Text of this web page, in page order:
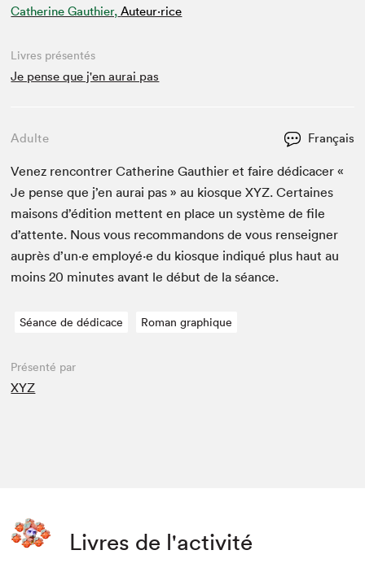
Catherine Gauthier, Auteur·rice
Livres présentés
Je pense que j'en aurai pas
Adulte Français
Venez ren­con­tr­er Cather­ine Gau­thi­er et faire dédi­cac­er «
Je pense que j’en aurai pas » au kiosqueXYZ. Cer­taines
maisons d’édi­tion met­tent en place un sys­tème de file
d’at­tente. Nous vous recom­man­dons de vous ren­seign­er
auprès d’un·e employé·e du kiosque indiqué plus haut au
moins20 min­utes avant le début de la séance.
Séance de dédicace Roman graphique
Présenté par
XYZ
Livres de l'activité